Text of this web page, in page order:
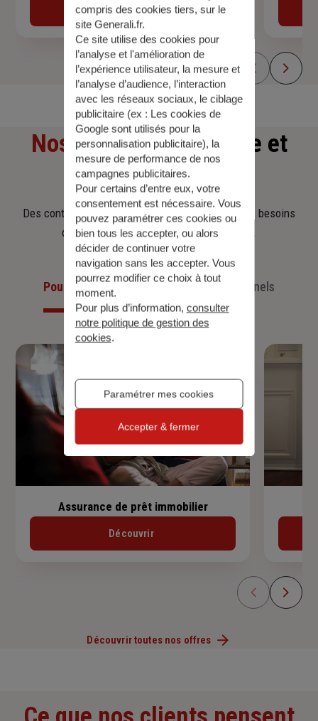
Obtenir une estimation
Nos offresd'assurance et
d'épargne
Des contrats clairs et flexibles pour sécuriser vos besoins
d’aujourd’hui et anticiper ceux de demain.
Pour les particuliers Pour les professionnels
Assurance de prêt immobilier
Découvrir
Découvrir toutes nos offres
compris des cookies tiers, sur le
site Generali.fr.
Ce site utilise des cookies pour
l’analyse et l'amélioration de
l’expérience utilisateur, la mesure et
l’analyse d’audience, l’interaction
avec les réseaux sociaux, le ciblage
publicitaire (ex : Les cookies de
Google sont utilisés pour la
personnalisation publicitaire), la
mesure de performance de nos
campagnes publicitaires.
Pour certains d’entre eux, votre
consentement est nécessaire. Vous
pouvez paramétrer ces cookies ou
bien tous les accepter, ou alors
décider de continuer votre
navigation sans les accepter. Vous
pourrez modifier ce choix à tout
moment.
Pour plus d’information, consulter
notre politique de gestion des
cookies.
Paramétrer mes cookies
Accepter & fermer